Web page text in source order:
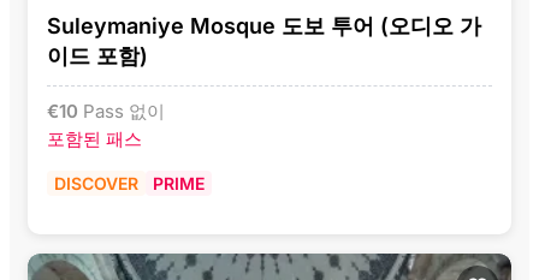
Suleymaniye Mosque 도보 투어 (오디오 가
이드 포함)
€10 Pass 없이
포함된 패스
DISCOVER PRIME